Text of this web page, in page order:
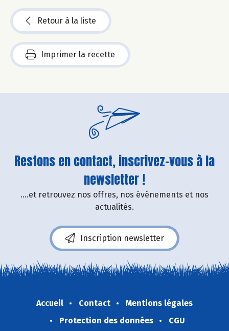
Retour à la liste
Imprimer la recette
Restons en contact, inscrivez-vous à la
newsletter !
....et retrouvez nos offres, nos événements et nos
actualités.
Inscription newsletter
Accueil Contact
Mentions légales
Protection des données
CGU